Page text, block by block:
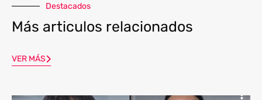
Destacados
Más articulos relacionados
VER MÁS